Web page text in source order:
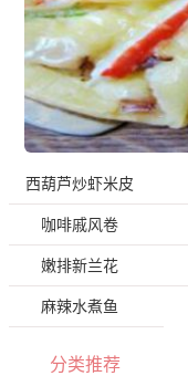
西葫芦炒虾米皮
咖啡戚风卷
嫩排新兰花
麻辣水煮鱼
分类推荐